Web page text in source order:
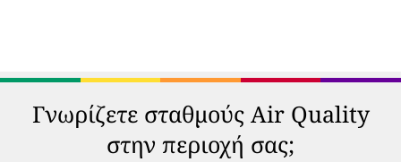
Γνωρίζετε σταθμούς Air Quality
στην περιοχή σας;